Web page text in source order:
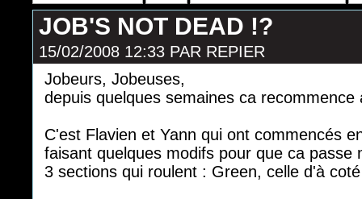
JOB'S NOT DEAD !?
15/02/2008 12:33 PAR REPIER
Jobeurs, Jobeuses,
depuis quelques semaines ca recommence
C'est Flavien et Yann qui ont commencés
faisant quelques modifs pour que ca passe
3 sections qui roulent : Green, celle d'à